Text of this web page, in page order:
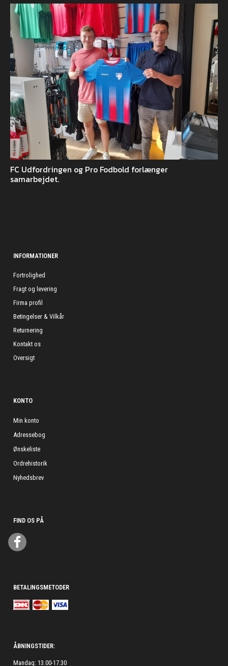
FC Udfordringen og Pro Fodbold forlænger
samarbejdet.
INFORMATIONER
Fortrolighed
Fragt og levering
Firma profil
Betingelser & Vilkår
Returnering
Kontakt os
Oversigt
KONTO
Min konto
Adressebog
Ønskeliste
Ordrehistorik
Nyhedsbrev
FIND OS PÅ
BETALINGSMETODER
ÅBNINGSTIDER:
Mandag: 13.00-17.30